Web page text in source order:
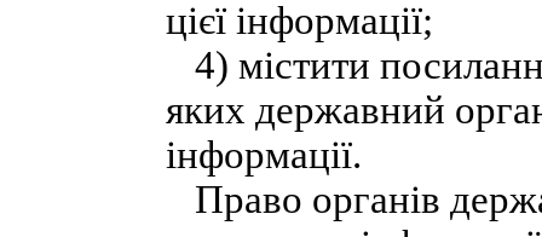
цієї інформації;
4) містити
яких державний
інформації.
Право органів